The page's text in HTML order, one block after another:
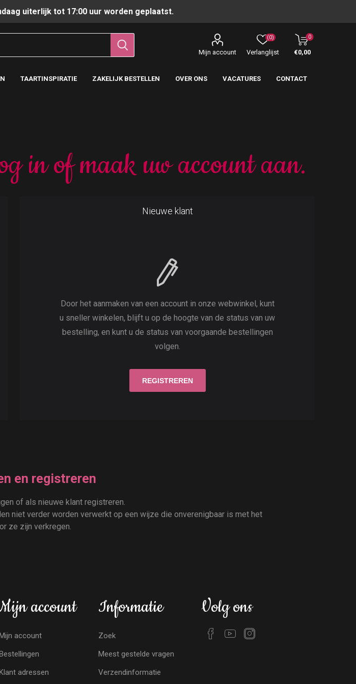
uiterlijk tot 17:00 uur worden geplaatst.
Mijn account Verlanglijst
(0) 0
€0,00
TAARTINSPIRATIE ZAKELIJK BESTELLEN OVER ONS VACATURES CONTACT
in of maak uw account aan.
Nieuwe klant
Door het aanmaken van een account in onze webwinkel, kunt
u sneller winkelen, blijft u op de hoogte van de status van uw
bestelling, en kunt u de status van voorgaande bestellingen
volgen.
en registreren
of als nieuwe klant registreren.
niet verder worden verwerkt op een wijze die onverenigbaar is met het
ze zijn verkregen.
account
account
adressen
Informatie
Zoek
Meest gestelde vragen
Verzendinformatie
Volg ons